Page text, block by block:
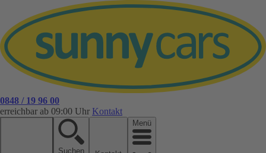
0848 / 19 96 00
erreichbar ab 09:00 Uhr Kontakt
Suchen
Menü